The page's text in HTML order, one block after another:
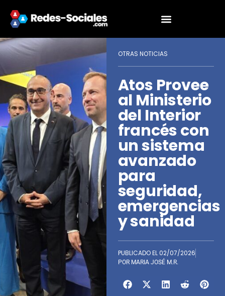
OTRAS NOTICIAS
Atos Provee
al Ministerio
del Interior
francés con
un sistema
avanzado
para
seguridad,
emergencias
y sanidad
PUBLICADO EL 02/07/2026
POR MARIA JOSÉ M.R.